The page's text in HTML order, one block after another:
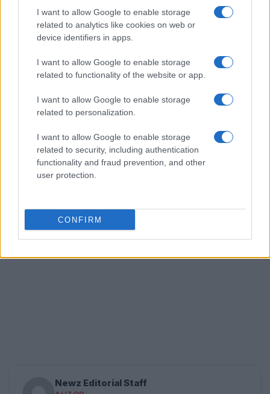
I want to allow Google to enable storage
related to analytics like cookies on web or
device identifiers in apps.
I want to allow Google to enable storage
related to functionality of the website or app.
I want to allow Google to enable storage
related to personalization.
I want to allow Google to enable storage
related to security, including authentication
functionality and fraud prevention, and other
user protection.
CONFIRM
Finalmente,no te dejes llevar por el ruido del
mercado. En un mundo lleno de hype, lo que
pueden guiar decisiones estratégicas. Las cifras
detrás de este acuerdo entre Tesla y Samsung
deben ser analizadas con escepticismo, pues lo
que se presenta como un avance puede ser, en
realidad, un intento de mantener la competitividad
en un entorno cada vez más desafiante.
Newz Editorial Staff